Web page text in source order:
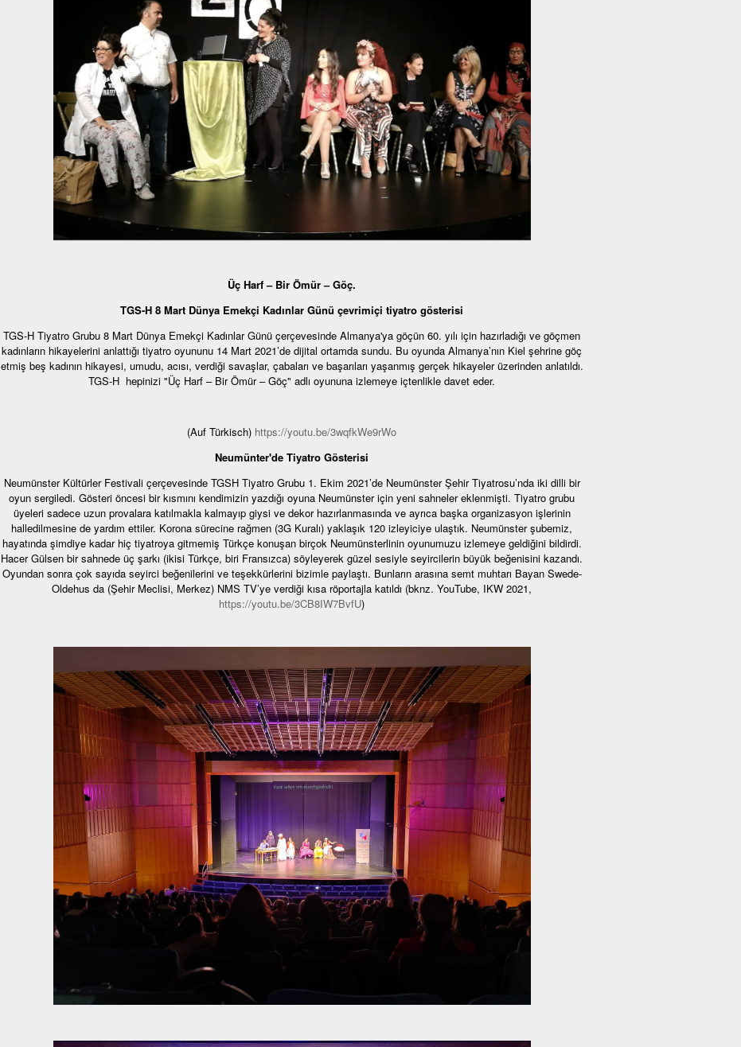
Üç Harf – Bir Ömür – Göç.
TGS-H 8 Mart Dünya Emekçi Kadınlar Günü çevrimiçi tiyatro gösterisi
TGS-H Tiyatro Grubu 8 Mart Dünya Emekçi Kadınlar Günü çerçevesinde Almanya'ya göçün 60. yılı için hazırladığı ve göçmen
kadınların hikayelerini anlattığı tiyatro oyununu 14 Mart 2021’de dijital ortamda sundu. Bu oyunda Almanya’nın Kiel şehrine göç
etmiş beş kadının hikayesi, umudu, acısı, verdiği savaşlar, çabaları ve başarıları yaşanmış gerçek hikayeler üzerinden anlatıldı.
TGS-H hepinizi "Üç Harf – Bir Ömür – Göç" adlı oyununa izlemeye içtenlikle davet eder.
(Auf Türkisch) https://youtu.be/3wqfkWe9rWo
Neumünter'de Tiyatro Gösterisi
Neumünster Kültürler Festivali çerçevesinde TGSH Tiyatro Grubu 1. Ekim 2021’de Neumünster Şehir Tiyatrosu’nda iki dilli bir
oyun sergiledi. Gösteri öncesi bir kısmını kendimizin yazdığı oyuna Neumünster için yeni sahneler eklenmişti. Tiyatro grubu
üyeleri sadece uzun provalara katılmakla kalmayıp giysi ve dekor hazırlanmasında ve ayrıca başka organizasyon işlerinin
halledilmesine de yardım ettiler. Korona sürecine rağmen (3G Kuralı) yaklaşık 120 izleyiciye ulaştık. Neumünster şubemiz,
hayatında şimdiye kadar hiç tiyatroya gitmemiş Türkçe konuşan birçok Neumünsterlinin oyunumuzu izlemeye geldiğini bildirdi.
Hacer Gülsen bir sahnede üç şarkı (ikisi Türkçe, biri Fransızca) söyleyerek güzel sesiyle seyircilerin büyük beğenisini kazandı.
Oyundan sonra çok sayıda seyirci beğenilerini ve teşekkürlerini bizimle paylaştı. Bunların arasına semt muhtarı Bayan Swede-
Oldehus da (Şehir Meclisi, Merkez) NMS TV’ye verdiği kısa röportajla katıldı (bknz. YouTube, IKW 2021,
https://youtu.be/3CB8IW7BvfU)